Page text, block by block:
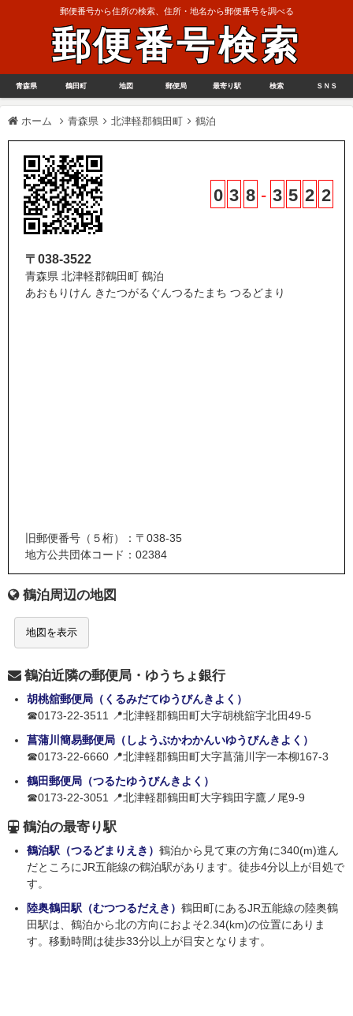
郵便番号から住所の検索、住所・地名から郵便番号を調べる
郵便番号検索
青森県 鶴田町 地図 郵便局 最寄り駅 検索 ＳＮＳ
ホーム 青森県 北津軽郡鶴田町 鶴泊
0 3 8 - 3 5 2 2
〒038-3522
青森県 北津軽郡鶴田町 鶴泊
あおもりけん きたつがるぐんつるたまち つるどまり
旧郵便番号（５桁）：〒038-35
地方公共団体コード：02384
鶴泊周辺の地図
地図を表示
鶴泊近隣の郵便局・ゆうちょ銀行
胡桃舘郵便局（くるみだてゆうびんきよく）
☎0173-22-3511 📍北津軽郡鶴田町大字胡桃舘字北田49-5
菖蒲川簡易郵便局（しようぶかわかんいゆうびんきよく）
☎0173-22-6660 📍北津軽郡鶴田町大字菖蒲川字一本柳167-3
鶴田郵便局（つるたゆうびんきよく）
☎0173-22-3051 📍北津軽郡鶴田町大字鶴田字鷹ノ尾9-9
鶴泊の最寄り駅
鶴泊駅（つるどまりえき） 鶴泊から見て東の方角に340(m)進ん
だところにJR五能線の鶴泊駅があります。徒歩4分以上が目処で
す。
陸奥鶴田駅（むつつるだえき） 鶴田町にあるJR五能線の陸奥鶴
田駅は、鶴泊から北の方向におよそ2.34(km)の位置にありま
す。移動時間は徒歩33分以上が目安となります。